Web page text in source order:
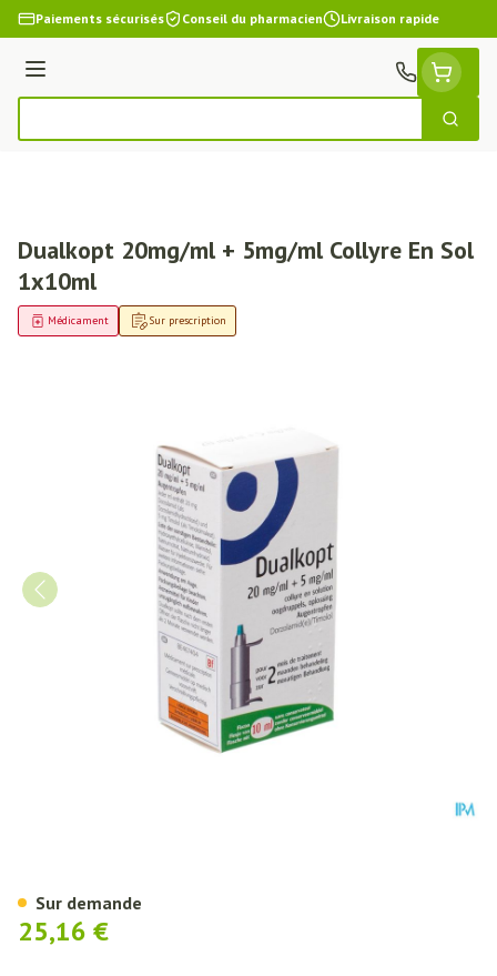
Aller au contenu
Paiements sécurisés Conseil du pharmacien Livraison rapide
Menu
Dualkopt 20mg/ml + 5mg/ml Collyre En Sol
1x10ml
Sur prescription
Médicament
25,16 €
Sur demande